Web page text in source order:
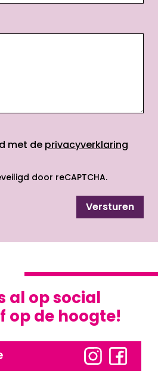
met de privacyverklaring
door reCAPTCHA.
Versturen
al op social
op de hoogte!